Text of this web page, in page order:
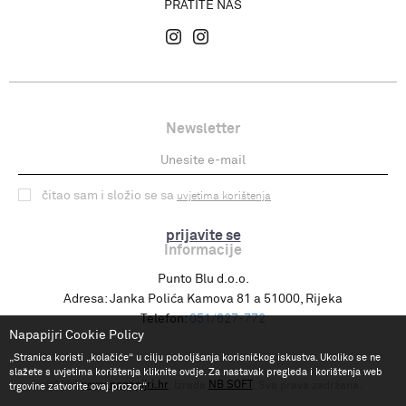
PRATITE NAS
Newsletter
prijavite se
čitao sam i složio se sa uvjetima korištenja
Informacije
Punto Blu d.o.o.
Adresa: Janka Polića Kamova 81 a 51000, Rijeka
Telefon: 051/627-772
©2026www.napapijri.hr NB SOFT
Napapijri Cookie Policy
„Stranica koristi „kolačiće“ u cilju poboljšanja korisničkog iskustva. Ukoliko se ne
slažete s uvjetima korištenja kliknite ovdje. Za nastavak pregleda i korištenja web
trgovine zatvorite ovaj prozor.“